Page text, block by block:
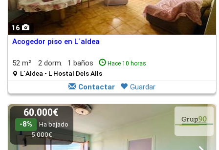
16
Acogedor piso en L´aldea
52 m² 2 dorm. 1 baños Hace 10 horas
L´Aldea - L Hostal Dels Alls
Contactar Guardar
60.000€
-8%
Ha bajado
5.000€